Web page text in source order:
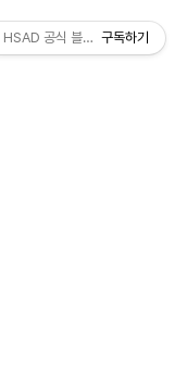
HSAD 공식 블로그 HSADzine
구독하기